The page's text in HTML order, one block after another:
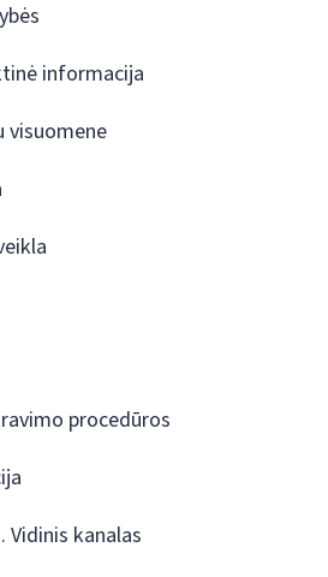
informacija
visuomene
procedūros
Vidinis kanalas